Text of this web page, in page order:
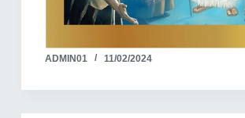
ADMIN01 11/02/2024